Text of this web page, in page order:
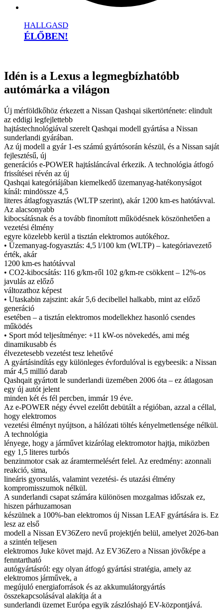
HALLGASD
ÉLŐBEN!
Idén is a Lexus a legmegbízhatóbb
autómárka a világon
Új mérföldkőhöz érkezett a Nissan Qashqai sikertörténete: elindult
az eddigi legfejlettebb
hajtástechnológiával szerelt Qashqai modell gyártása a Nissan
sunderlandi gyárában.
Az új modell a gyár 1-es számú gyártósorán készül, és a Nissan saját
fejlesztésű, új
generációs e-POWER hajtásláncával érkezik. A technológia átfogó
frissítései révén az új
Qashqai kategóriájában kiemelkedő üzemanyag-hatékonyságot
kínál: mindössze 4,5
literes átlagfogyasztás (WLTP szerint), akár 1200 km-es hatótávval.
Az alacsonyabb
kibocsátásnak és a tovább finomított működésnek köszönhetően a
vezetési élmény
egyre közelebb kerül a tisztán elektromos autókéhoz.
• Üzemanyag-fogyasztás: 4,5 l/100 km (WLTP) – kategóriavezető
érték, akár
1200 km-es hatótávval
• CO2-kibocsátás: 116 g/km-ről 102 g/km-re csökkent – 12%-os
javulás az előző
változathoz képest
• Utaskabin zajszint: akár 5,6 decibellel halkabb, mint az előző
generáció
esetében – a tisztán elektromos modellekhez hasonló csendes
működés
• Sport mód teljesítménye: +11 kW-os növekedés, ami még
dinamikusabb és
élvezetesebb vezetést tesz lehetővé
A gyártásindítás egy különleges évfordulóval is egybeesik: a Nissan
már 4,5 millió darab
Qashqait gyártott le sunderlandi üzemében 2006 óta – ez átlagosan
egy új autót jelent
minden két és fél percben, immár 19 éve.
Az e-POWER négy évvel ezelőtt debütált a régióban, azzal a céllal,
hogy elektromos
vezetési élményt nyújtson, a hálózati töltés kényelmetlensége nélkül.
A technológia
lényege, hogy a járművet kizárólag elektromotor hajtja, miközben
egy 1,5 literes turbós
benzinmotor csak az áramtermelésért felel. Az eredmény: azonnali
reakció, sima,
lineáris gyorsulás, valamint vezetési- és utazási élmény
kompromisszumok nélkül.
A sunderlandi csapat számára különösen mozgalmas időszak ez,
hiszen párhuzamosan
készülnek a 100%-ban elektromos új Nissan LEAF gyártására is. Ez
lesz az első
modell a Nissan EV36Zero nevű projektjén belül, amelyet 2026-ban
a szintén teljesen
elektromos Juke követ majd. Az EV36Zero a Nissan jövőképe a
fenntartható
autógyártásról: egy olyan átfogó gyártási stratégia, amely az
elektromos járművek, a
megújuló energiaforrások és az akkumulátorgyártás
összekapcsolásával alakítja át a
sunderlandi üzemet Európa egyik zászlóshajó EV-központjává.